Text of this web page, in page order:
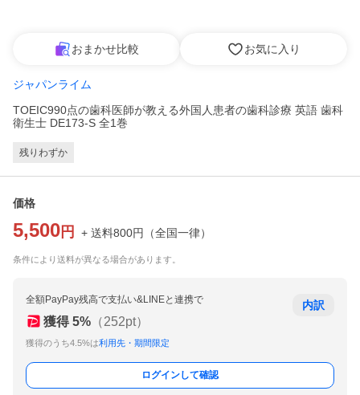
おまかせ比較 お気に入り
ジャパンライム
TOEIC990点の歯科医師が教える外国人患者の歯科診療 英語 歯科
衛生士 DE173-S 全1巻
残りわずか
価格
5,500 円 + 送料800円 （全国一律）
条件により送料が異なる場合があります。
全額PayPay残高で支払い&LINEと連携で
獲得 5% （252pt）
獲得のうち4.5%は利用先・期間限定
内訳
ログインして確認